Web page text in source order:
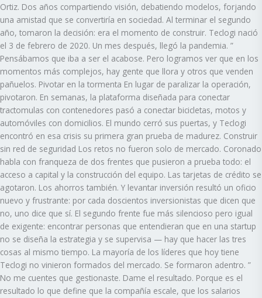
Ortiz. Dos años compartiendo visión, debatiendo modelos, forjando
una amistad que se convertiría en sociedad. Al terminar el segundo
año, tomaron la decisión: era el momento de construir. Teclogi nació
el 3 de febrero de 2020. Un mes después, llegó la pandemia. ”
Pensábamos que iba a ser el acabose. Pero logramos ver que en los
momentos más complejos, hay gente que llora y otros que venden
pañuelos. Pivotar en la tormenta En lugar de paralizar la operación,
pivotaron. En semanas, la plataforma diseñada para conectar
tractomulas con contenedores pasó a conectar bicicletas, motos y
automóviles con domicilios. El mundo cerró sus puertas, y Teclogi
encontró en esa crisis su primera gran prueba de madurez. Construir
sin red de seguridad Los retos no fueron solo de mercado. Coronado
habla con franqueza de dos frentes que pusieron a prueba todo: el
acceso a capital y la construcción del equipo. Las tarjetas de crédito se
agotaron. Los ahorros también. Y levantar inversión resultó un oficio
nuevo y frustrante: por cada doscientos inversionistas que dicen que
no, uno dice que sí. El segundo frente fue más silencioso pero igual
de exigente: encontrar personas que entendieran que en una startup
no se diseña la estrategia y se supervisa — hay que hacer las tres
cosas al mismo tiempo. La mayoría de los líderes que hoy tiene
Teclogi no vinieron formados del mercado. Se formaron adentro. ”
No me cuentes que gestionaste. Dame el resultado. Porque es el
resultado lo que define que la compañía escale, que los salarios